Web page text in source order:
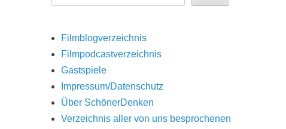
Filmblogverzeichnis
Filmpodcastverzeichnis
Gastspiele
Impressum/Datenschutz
Über SchönerDenken
Verzeichnis aller von uns besprochenen